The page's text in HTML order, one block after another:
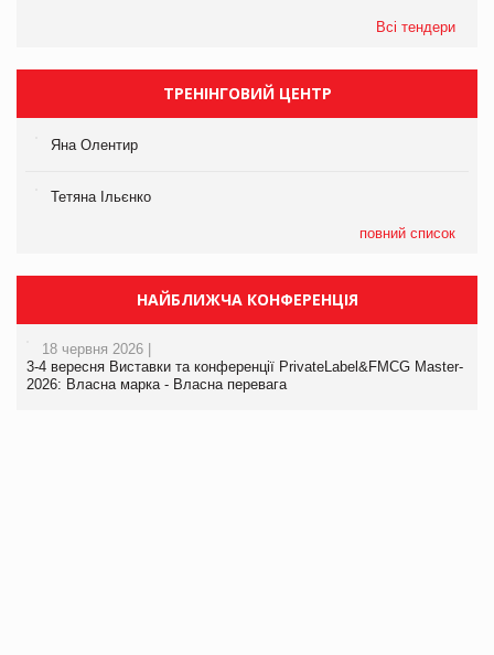
Всі тендери
ТРЕНІНГОВИЙ ЦЕНТР
Яна Олентир
Тетяна Ільєнко
повний список
НАЙБЛИЖЧА КОНФЕРЕНЦІЯ
18 червня 2026 |
3-4 вересня Виставки та конференції PrivateLabel&FMCG Master-
2026: Власна марка - Власна перевага